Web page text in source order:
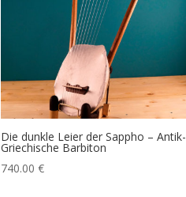
Die dunkle Leier der Sappho – Antik-
Griechische Barbiton
740.00€